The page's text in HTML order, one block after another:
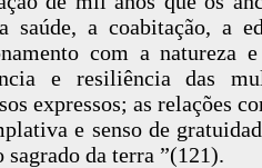
saúde, a coabitação, a
com a natureza
e resiliência das
expressos; as relações
e senso de
sagrado da terra ”(121).